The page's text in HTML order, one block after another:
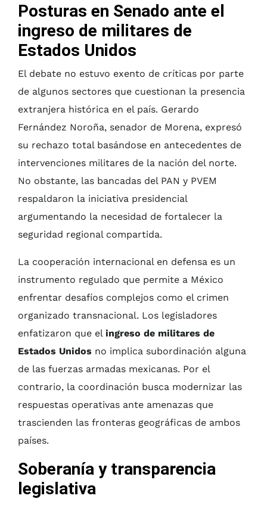
Posturas en Senado ante el
ingreso de militares de
Estados Unidos
El debate no estuvo exento de críticas por parte
de algunos sectores que cuestionan la presencia
extranjera histórica en el país. Gerardo
Fernández Noroña, senador de Morena, expresó
su rechazo total basándose en antecedentes de
intervenciones militares de la nación del norte.
No obstante, las bancadas del PAN y PVEM
respaldaron la iniciativa presidencial
argumentando la necesidad de fortalecer la
seguridad regional compartida.
La cooperación internacional en defensa es un
instrumento regulado que permite a México
enfrentar desafíos complejos como el crimen
organizado transnacional. Los legisladores
enfatizaron que el ingreso de militares de
Estados Unidos no implica subordinación alguna
de las fuerzas armadas mexicanas. Por el
contrario, la coordinación busca modernizar las
respuestas operativas ante amenazas que
trascienden las fronteras geográficas de ambos
países.
Soberanía y transparencia
legislativa